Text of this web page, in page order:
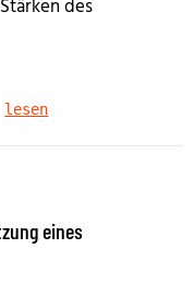
des
lesen
eines